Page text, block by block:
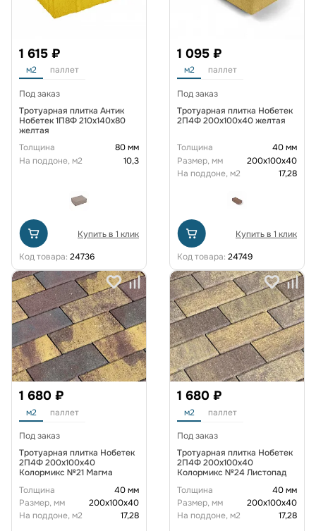
1 615 ₽
м2 паллет
Под заказ
Тротуарная плитка Антик
Нобетек 1П8Ф 210х140х80
желтая
Толщина
80 мм
На поддоне, м2
10,3
Купить в 1 клик
Код товара: 24736
1 095 ₽
м2 паллет
Под заказ
Тротуарная плитка Нобетек
2П4Ф 200x100x40 желтая
Толщина
40 мм
Размер, мм
200х100х40
На поддоне, м2
17,28
Купить в 1 клик
Код товара: 24749
1 680 ₽
м2 паллет
Под заказ
Тротуарная плитка Нобетек
2П4Ф 200x100x40
Колормикс №21 Магма
Толщина
40 мм
Размер, мм
200х100х40
На поддоне, м2
17,28
1 680 ₽
м2 паллет
Под заказ
Тротуарная плитка Нобетек
2П4Ф 200x100x40
Колормикс №24 Листопад
Толщина
40 мм
Размер, мм
200х100х40
На поддоне, м2
17,28